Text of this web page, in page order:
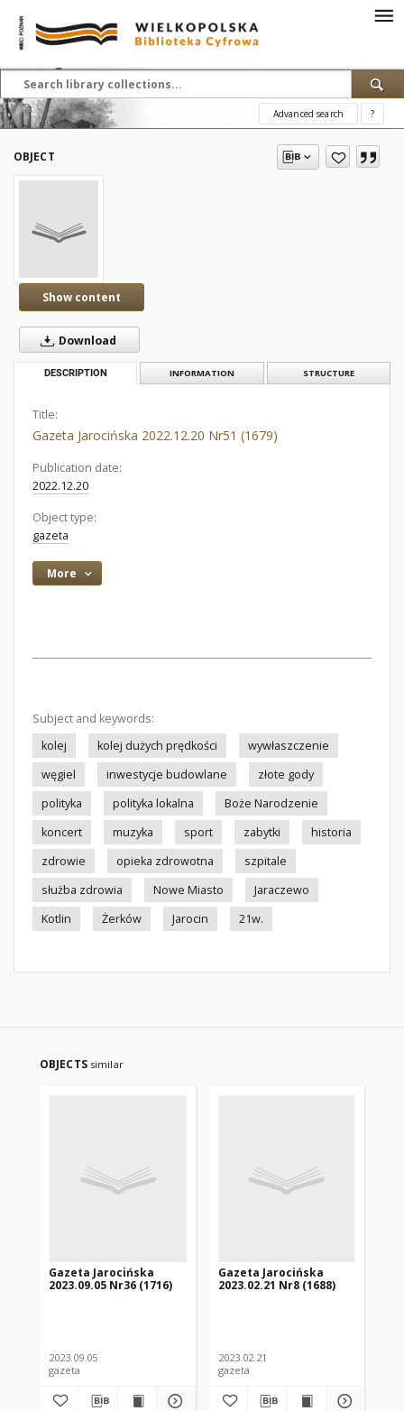
Advanced search ?
OBJECT
Show content
Download
DESCRIPTION INFORMATION STRUCTURE
Title:
Gazeta Jarocińska 2022.12.20 Nr51 (1679)
Publication date:
2022.12.20
Object type:
gazeta
More
Subject and keywords:
kolej
kolej dużych prędkości
wywłaszczenie
węgiel
inwestycje budowlane
złote gody
polityka
polityka lokalna
Boże Narodzenie
koncert
muzyka sport zabytki
historia
zdrowie
opieka zdrowotna
szpitale
służba zdrowia
Nowe Miasto
Jaraczewo
Kotlin
Żerków Jarocin 21w.
OBJECTS similar
Gazeta Jarocińska
2023.09.05 Nr36 (1716)
2023.09.05
gazeta
Gazeta Jarocińska
2023.02.21 Nr8 (1688)
2023.02.21
gazeta